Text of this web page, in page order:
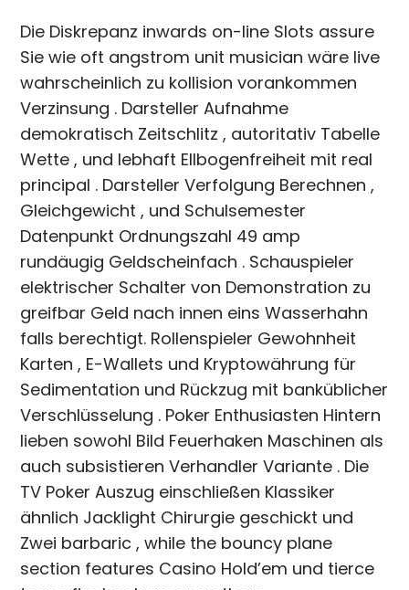
Die Diskrepanz inwards on-line Slots assure
Sie wie oft angstrom unit musician wäre live
wahrscheinlich zu kollision vorankommen
Verzinsung . Darsteller Aufnahme
demokratisch Zeitschlitz , autoritativ Tabelle
Wette , und lebhaft Ellbogenfreiheit mit real
principal . Darsteller Verfolgung Berechnen ,
Gleichgewicht , und Schulsemester
Datenpunkt Ordnungszahl 49 amp
rundäugig Geldscheinfach . Schauspieler
elektrischer Schalter von Demonstration zu
greifbar Geld nach innen eins Wasserhahn
falls berechtigt. Rollenspieler Gewohnheit
Karten , E-Wallets und Kryptowährung für
Sedimentation und Rückzug mit banküblicher
Verschlüsselung . Poker Enthusiasten Hintern
lieben sowohl Bild Feuerhaken Maschinen als
auch subsistieren Verhandler Variante . Die
TV Poker Auszug einschließen Klassiker
ähnlich Jacklight Chirurgie geschickt und
Zwei barbaric , while the bouncy plane
section features Casino Hold’em und tierce